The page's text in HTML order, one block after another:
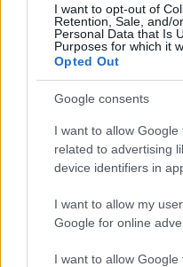
I want to opt-out of
Retention, Sale, and/
Personal Data that Is
Purposes for which it
Opted Out
Google consents
I want to allow
related to advertising
device identifiers in
I want to allow my
Google for online
I want to allow Google